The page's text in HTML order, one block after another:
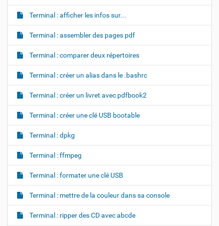
Terminal : afficher les infos sur...
Terminal : assembler des pages pdf
Terminal : comparer deux répertoires
Terminal : créer un alias dans le .bashrc
Terminal : créer un livret avec pdfbook2
Terminal : créer une clé USB bootable
Terminal : dpkg
Terminal : ffmpeg
Terminal : formater une clé USB
Terminal : mettre de la couleur dans sa console
Terminal : ripper des CD avec abcde